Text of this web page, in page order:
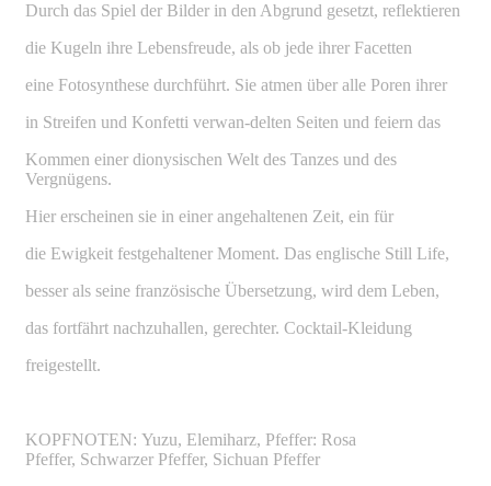
Durch das Spiel der Bilder in den Abgrund gesetzt, reflektieren
die Kugeln ihre Lebensfreude, als ob jede ihrer Facetten
eine Fotosynthese durchführt. Sie atmen über alle Poren ihrer
in Streifen und Konfetti verwan-delten Seiten und feiern das
Kommen einer dionysischen Welt des Tanzes und des
Vergnügens.
Hier erscheinen sie in einer angehaltenen Zeit, ein für
die Ewigkeit festgehaltener Moment. Das englische Still Life,
besser als seine französische Übersetzung, wird dem Leben,
das fortfährt nachzuhallen, gerechter. Cocktail-Kleidung
freigestellt.
KOPFNOTEN: Yuzu, Elemiharz, Pfeffer: Rosa
Pfeffer, Schwarzer Pfeffer, Sichuan Pfeffer